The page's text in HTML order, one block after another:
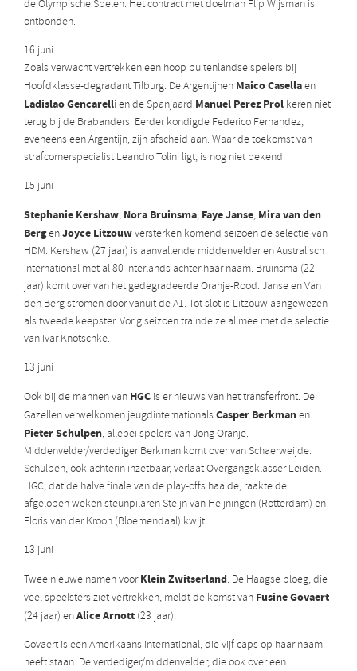
de Olympische Spelen. Het contract met doelman Flip Wijsman is
ontbonden.
16 juni
Zoals verwacht vertrekken een hoop buitenlandse spelers bij
Hoofdklasse-degradant Tilburg. De Argentijnen Maico Casellaen
Ladislao Gencarelli en de Spanjaard Manuel Perez Prol keren niet
terug bij de Brabanders. Eerder kondigde Federico Fernandez,
eveneens een Argentijn, zijn afscheid aan. Waar de toekomst van
strafcornerspecialist Leandro Tolini ligt, is nog niet bekend.
15 juni
Stephanie Kershaw, Nora Bruinsma, Faye Janse, Mira van den
BergenJoyce Litzouwversterken komend seizoen de selectie van
HDM. Kershaw (27 jaar) is aanvallende middenvelder en Australisch
international met al 80 interlands achter haar naam. Bruinsma (22
jaar) komt over van het gedegradeerde Oranje-Rood. Janse en Van
den Berg stromen door vanuit de A1. Tot slot is Litzouw aangewezen
als tweede keepster. Vorig seizoen trainde ze al mee met de selectie
van Ivar Knötschke.
13 juni
Ook bij de mannen van HGC is er nieuws van het transferfront. De
Gazellen verwelkomen jeugdinternationals Casper Berkmanen
Pieter Schulpen, allebei spelers van Jong Oranje.
Middenvelder/verdediger Berkman komt over van Schaerweijde.
Schulpen, ook achterin inzetbaar, verlaat Overgangsklasser Leiden.
HGC, dat de halve finale van de play-offs haalde, raakte de
afgelopen weken steunpilaren Steijn van Heijningen (Rotterdam) en
Floris van der Kroon (Bloemendaal) kwijt.
13 juni
Twee nieuwe namen voorKlein Zwitserland. De Haagse ploeg, die
veel speelsters ziet vertrekken, meldt de komst van Fusine Govaert
(24 jaar) enAlice Arnott (23 jaar).
Govaert is een Amerikaans international, die vijf caps op haar naam
heeft staan. De verdediger/middenvelder, die ook over een